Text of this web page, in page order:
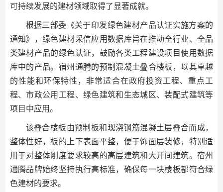
可持续发展的建材领域取得了显著成就。
根据三部委《关于印发绿色建材产品认证实施方案的
通知》，绿色建材采信应用数据库旨在推动全行业、全品
类建材产品的绿色认证，鼓励各类工程建设项目使用数据
库中的产品。宿州通腾的预制混凝土叠合楼板，以其卓越
的性能和环保特性，非常适合在政府投资工程、重点工
程、市政公用工程、绿色建筑和生态城区、装配式建筑等
项目中应用。
该叠合楼板由预制板和现浇钢筋混凝土层叠合而成，
整体性好，板的上下表面平整，便于饰面层装修，特别适
用于对整体刚度要求较高的高层建筑和大开间建筑。宿州
通腾品牌始终坚持执行高标准，确保每一块楼板都符合绿
色建材的要求。